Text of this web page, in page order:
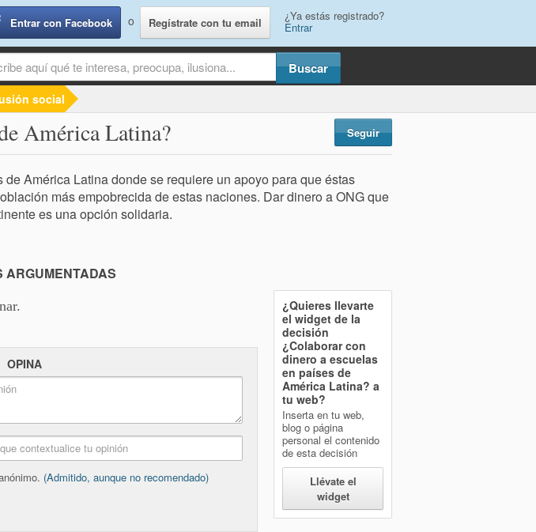
Entrar con Facebook o Regístrate con tu email ¿Ya estás registrado?
Entrar
social
América Latina? Seguir
América Latina donde se requiere un apoyo para que éstas
más empobrecida de estas naciones. Dar dinero a ONG que
es una opción solidaria.
ARGUMENTADAS
OPINA
(Admitido, aunque no recomendado)
¿Quieres llevarte
el widget de la
decisión
¿Colaborar con
dinero a escuelas
en países de
América Latina? a
tu web?
Inserta en tu web,
blog o página
personal el contenido
de esta decisión
Llévate el
widget